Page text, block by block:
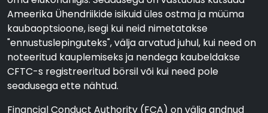
Ameerika Ühendriikide isikuid üles ostma ja müüma
kaubaoptsioone, isegi kui neid nimetatakse
"ennustuslepinguteks", välja arvatud juhul, kui need on
noteeritud kauplemiseks ja nendega kaubeldakse
CFTC-s registreeritud börsil või kui need pole
seadusega ette nähtud.
Financial Conduct Authority (FCA) on välja andnud